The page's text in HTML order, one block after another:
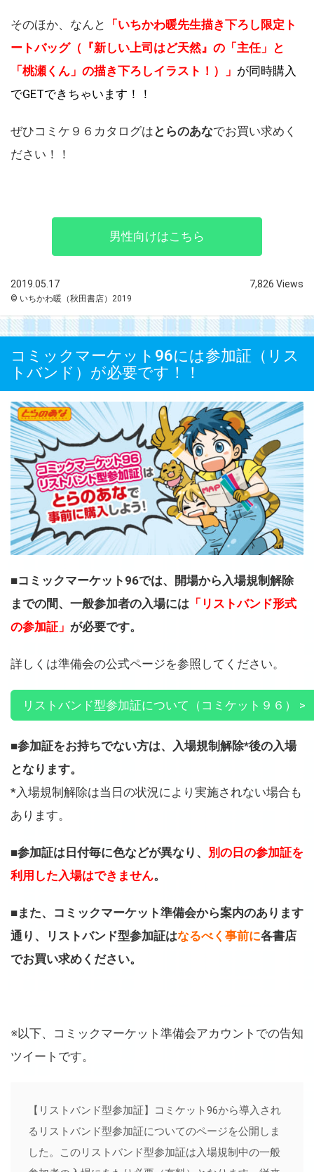
そのほか、なんと
「いちかわ暖先生描き下ろし限定ト
ートバッグ（『新しい上司はど天然』の「主任」と
「桃瀬くん」の描き下ろしイラスト！）」 が同時購入
でGETできちゃいます！！
ぜひコミケ９６カタログは とらのあなでお買い求めく
ださい！！
男性向けはこちら
2019.05.17 7,826 Views
© いちかわ暖（秋田書店）2019
コミックマーケット96には参加証（リス
トバンド）が必要です！！
■コミックマーケット96では、開場から入場規制解除
までの間、一般参加者の入場には 「リストバンド形式
の参加証」 が必要です。
詳しくは準備会の公式ページを参照してください。
リストバンド型参加証について（コミケット９６） >
■参加証をお持ちでない方は、入場規制解除*後の入場
となります。
*入場規制解除は当日の状況により実施されない場合も
あります。
■参加証は日付毎に色などが異なり、 別の日の参加証を
利用した入場はできません。
■また、コミックマーケット準備会から案内のあります
通り、リストバンド型参加証はなるべく事前に各書店
でお買い求めください。
※以下、コミックマーケット準備会アカウントでの告知
ツイートです。
【リストバンド型参加証】コミケット96から導入され
るリストバンド型参加証についてのページを公開しま
した。このリストバンド型参加証は入場規制中の一般